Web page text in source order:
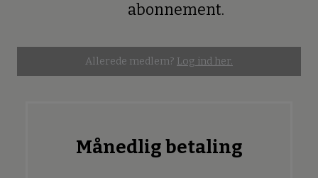
abonnement.
Allerede medlem? Log ind her.
Månedlig betaling